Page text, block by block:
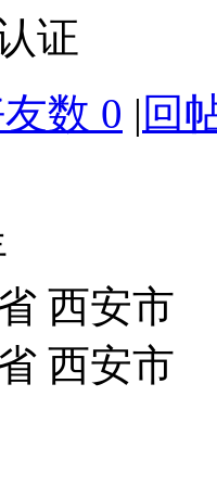
证
数 0 | 回
西安市
西安市